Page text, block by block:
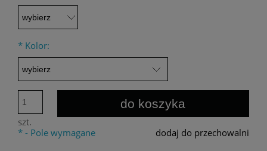
* Kolor:
szt.
do koszyka
dodaj do przechowalni
* - Pole wymagane